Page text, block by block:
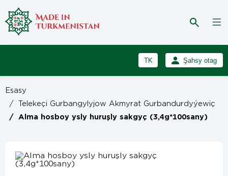
TK
RU
Şahsy otag
Esasy
/ Telekeçi Gurbangylyjow Akmyrat Gurbandurdyýewiç
/ Alma hosboy ysly huruşly sakgyç (3,4g*100sany)